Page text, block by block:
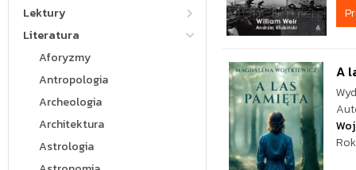
Lektury
Literatura
Aforyzmy
Antropologia
Archeologia
Architektura
Astrologia
A